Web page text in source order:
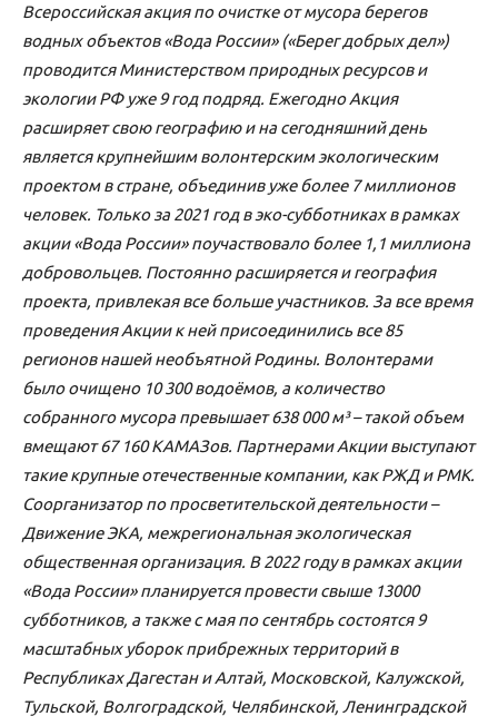
Всероссийская акция по очистке от мусора берегов
водных объектов «Вода России» («Берег добрых дел»)
проводится Министерством природных ресурсов и
экологии РФ уже 9 год подряд. Ежегодно Акция
расширяет свою географию и на сегодняшний день
является крупнейшим волонтерским экологическим
проектом в стране, объединив уже более 7 миллионов
человек. Только за 2021 год в эко-субботниках в рамках
акции «Вода России» поучаствовало более 1,1 миллиона
добровольцев. Постоянно расширяется и география
проекта, привлекая все больше участников. За все время
проведения Акции к ней присоединились все 85
регионов нашей необъятной Родины. Волонтерами
было очищено 10 300 водоёмов, а количество
собранного мусора превышает 638 000 м³ – такой объем
вмещают 67 160 КАМАЗов. Партнерами Акции выступают
такие крупные отечественные компании, как РЖД и РМК.
Соорганизатор по просветительской деятельности –
Движение ЭКА, межрегиональная экологическая
общественная организация. В 2022 году в рамках акции
«Вода России» планируется провести свыше 13000
субботников, а также с мая по сентябрь состоятся 9
масштабных уборок прибрежных территорий в
Республиках Дагестан и Алтай, Московской, Калужской,
Тульской, Волгоградской, Челябинской, Ленинградской